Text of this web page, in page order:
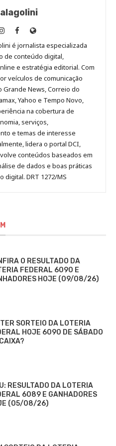
Anny
Malagolini
no
Instagram
Anny
Malagolini
no
Facebook
Site
de
Anny
Malagolini
é jornalista especializada
de conteúdo digital,
e estratégia editorial. Com
veículos de comunicação
Grande News, Correio do
Yahoo e Tempo Novo,
na cobertura de
serviços,
e temas de interesse
lidera o portal DCI,
conteúdos baseados em
de dados e boas práticas
digital. DRT 1272/MS
O RESULTADO DA
FEDERAL 6090 E
HOJE (09/08/26)
SORTEIO DA LOTERIA
HOJE 6090 DE SÁBADO
RESULTADO DA LOTERIA
6089 E GANHADORES
(05/08/26)